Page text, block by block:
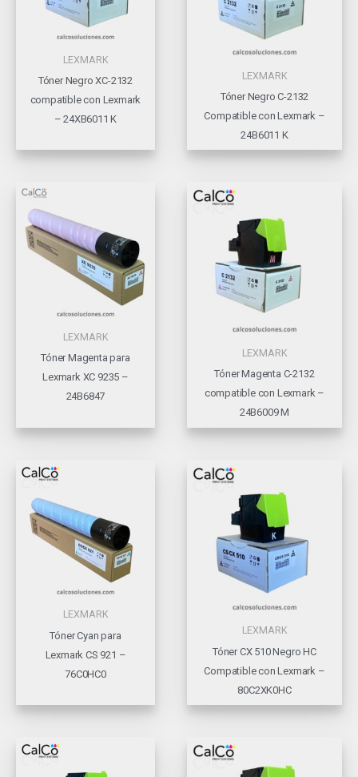
LEXMARK
Tóner Negro XC-2132
compatible con Lexmark
– 24XB6011 K
LEXMARK
Tóner Negro C-2132
Compatible con Lexmark –
24B6011 K
LEXMARK
Tóner Magenta para
Lexmark XC 9235 –
24B6847
LEXMARK
Tóner Magenta C-2132
compatible con Lexmark –
24B6009 M
LEXMARK
Tóner Cyan para
Lexmark CS 921 –
76C0HC0
LEXMARK
Tóner CX 510 Negro HC
Compatible con Lexmark –
80C2XK0HC